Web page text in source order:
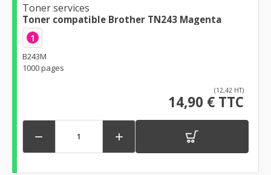
Toner services
Toner compatible Brother TN243 Magenta
1
B243M
1000 pages
(12,42 HT)
14,90 € TTC
 